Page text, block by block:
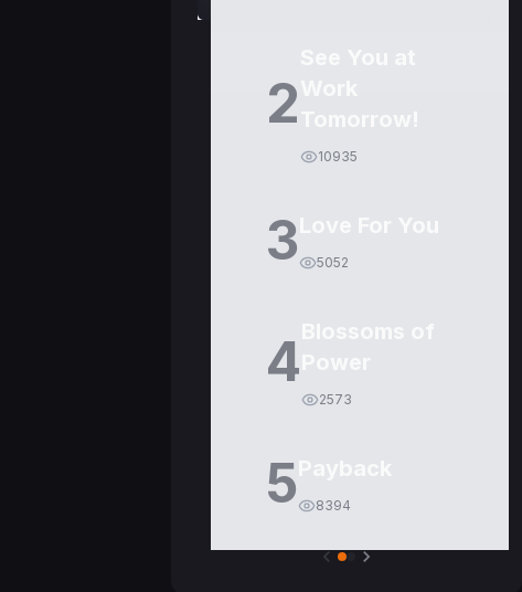
2
10935
3 5052
4
2573
5 8394